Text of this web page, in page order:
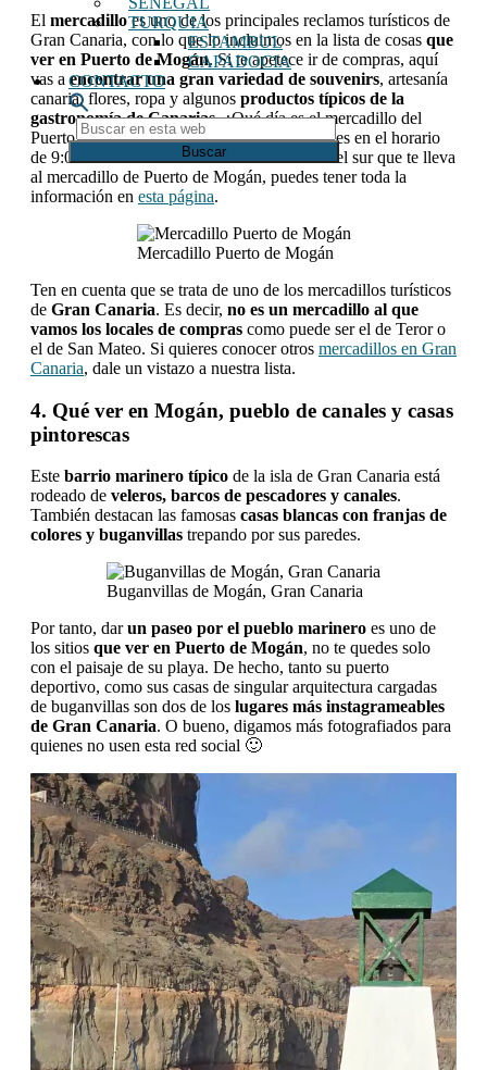
TURQUIA
ESTAMBUL
CAPADOCIA
CONTACTO
Buscar
en
esta
web
El mercadilloes uno de los principales reclamos turísticos de
Gran Canaria, con lo que lo incluimos en la lista de cosas que
ver en Puerto de Mogán. Si te apetece ir de compras, aquí
vas aencontrar una gran variedad de souvenirs, artesanía
canaria, flores, ropa y algunos productos típicos de la
gastronomía de Canarias. ¿Qué día es el mercadillo del
Puerto de Mogán? Se celebra todos los viernes en el horario
de 9:00 a 14:00. Existe una excursión desde el sur que te lleva
al mercadillo de Puerto de Mogán, puedes tener toda la
información en esta página.
Mercadillo Puerto de Mogán
Ten en cuenta que se trata de uno de los mercadillos turísticos
de Gran Canaria. Es decir, no es un mercadillo al que
vamos los locales de compras como puede ser el de Teror o
el de San Mateo. Si quieres conocer otros mercadillos en Gran
Canaria, dale un vistazo a nuestra lista.
4. Qué ver en Mogán, pueblo de canales y casas
pintorescas
Este barrio marinero típico de la isla de Gran Canaria está
rodeado de veleros, barcos de pescadores y canales.
También destacan las famosas casas blancas con franjas de
colores y buganvillas trepando por sus paredes.
Buganvillas de Mogán, Gran Canaria
Por tanto, darun paseo por el pueblo marinero es uno de
los sitios que ver en Puerto de Mogán, no te quedes solo
con el paisaje de su playa. De hecho, tanto su puerto
deportivo, como sus casas de singular arquitectura cargadas
de buganvillas son dos de los lugares más instagrameables
de Gran Canaria. O bueno, digamos más fotografiados para
quienes no usen esta red social 🙂